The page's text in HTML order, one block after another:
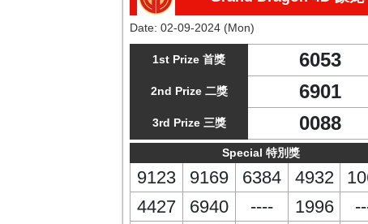
Date: 02-09-2024 (Mon)
1st Prize 首獎 6053
2nd Prize 二獎 6901
3rd Prize 三獎 0088
Special 特別獎
9123 9169 6384 4932
4427
6940 ---- 1996